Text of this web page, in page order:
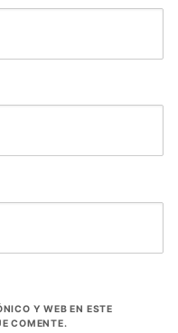
Y WEB EN ESTE
COMENTE.